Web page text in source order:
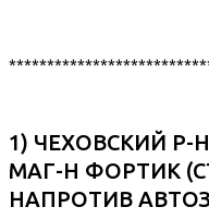
1) ЧЕХОВСКИЙ Р-
МАГ-Н ФОРТИК
НАПРОТИВ